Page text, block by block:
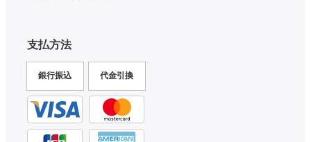
支払方法
銀行振込 代金引換